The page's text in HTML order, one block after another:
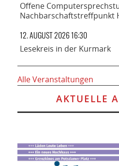
Offene
Nachbarschaftstreffpunkt
12. AUGUST 2026 16:30
Lesekreis in der Kurmark
Alle Veranstaltungen
AKTUELLE